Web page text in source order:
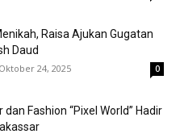
Raisa Ajukan Gugatan
Daud
Oktober 24, 2025 0
dan Fashion “Pixel World” Hadir